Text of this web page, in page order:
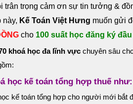
trân trọng cảm ơn sự tin tưởng &
này, Kế Toán Việt Hưng muốn gửi
cho 100 suất học đăng ký
khoá học đa lĩnh vực chuyên sâu
học kế toán tổng hợp thuế như:
kế toán tổng hợp cho người mới bắt